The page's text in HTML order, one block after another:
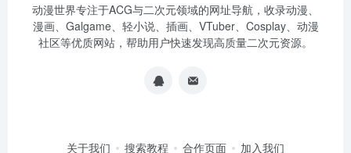
动漫世界专注于ACG与二次元领域的网址导航，收录动漫、
漫画、Galgame、轻小说、插画、VTuber、Cosplay、动漫
社区等优质网站，帮助用户快速发现高质量二次元资源。
关于我们 搜索教程 合作页面 加入我们